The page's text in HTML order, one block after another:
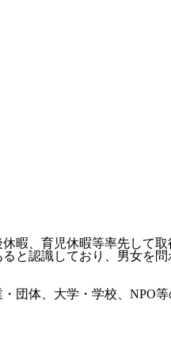
暇、育児休暇等率先して取
と認識しており、男女を
団体、大学・学校、NPO等